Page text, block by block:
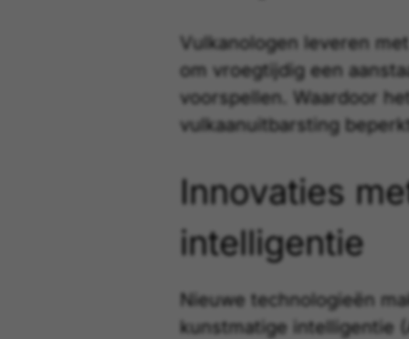
Vulkanologen leveren
om vroegtijdig een
voorspellen. Waardoor
vulkaanuitbarsting
Innovaties
intelligentie
Nieuwe technologieën
kunstmatige intelligentie